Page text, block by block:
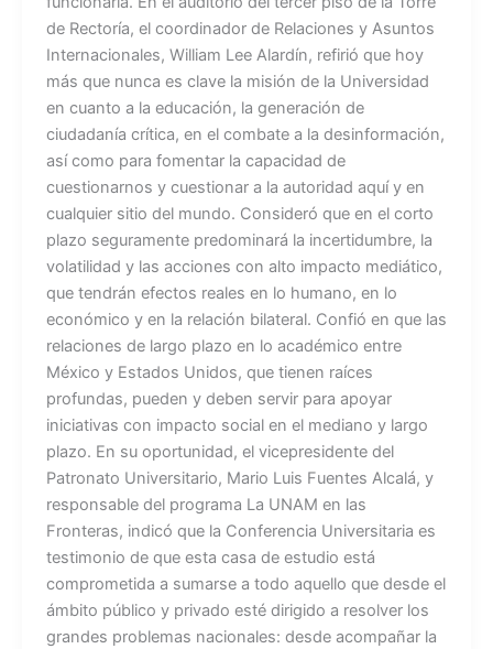
de Rectoría, el coordinador de Relaciones y Asuntos
Internacionales, William Lee Alardín, refirió que hoy
más que nunca es clave la misión de la Universidad
en cuanto a la educación, la generación de
ciudadanía crítica, en el combate a la desinformación,
así como para fomentar la capacidad de
cuestionarnos y cuestionar a la autoridad aquí y en
cualquier sitio del mundo. Consideró que en el corto
plazo seguramente predominará la incertidumbre, la
volatilidad y las acciones con alto impacto mediático,
que tendrán efectos reales en lo humano, en lo
económico y en la relación bilateral. Confió en que las
relaciones de largo plazo en lo académico entre
México y Estados Unidos, que tienen raíces
profundas, pueden y deben servir para apoyar
iniciativas con impacto social en el mediano y largo
plazo. En su oportunidad, el vicepresidente del
Patronato Universitario, Mario Luis Fuentes Alcalá, y
responsable del programa La UNAM en las
Fronteras, indicó que la Conferencia Universitaria es
testimonio de que esta casa de estudio está
comprometida a sumarse a todo aquello que desde el
ámbito público y privado esté dirigido a resolver los
grandes problemas nacionales: desde acompañar la